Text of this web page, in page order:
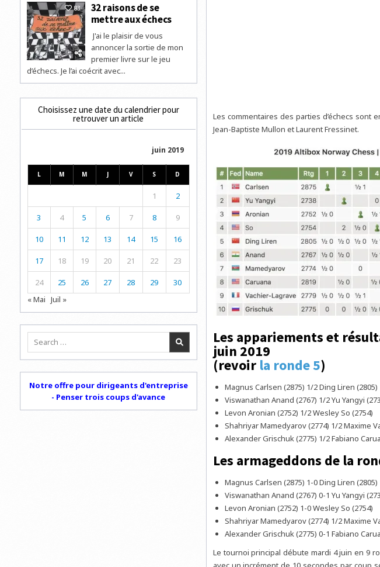
Les commentaires des parties d’échecs sont
Jean-Baptiste Mullon et Laurent Fressinet.
Les appariements et
juin 2019
(revoir la ronde 5)
Magnus Carlsen (2875) 1/2 Ding Liren (2805)
Viswanathan Anand (2767) 1/2 Yu Yangyi
Levon Aronian (2752) 1/2 Wesley So (2754)
Shahriyar Mamedyarov (2774) 1/2 Maxime
Alexander Grischuk (2775) 1/2 Fabiano
Les armageddons de la
Magnus Carlsen (2875) 1-0 Ding Liren (2805)
Viswanathan Anand (2767) 0-1 Yu Yangyi
Levon Aronian (2752) 1-0 Wesley So (2754)
Shahriyar Mamedyarov (2774) 1/2 Maxime
Alexander Grischuk (2775) 0-1 Fabiano
Le tournoi principal débute mardi 4 juin en 9
83
32 raisons de se
mettre aux échecs
J'ai le plaisir de vous
annoncer la sortie de mon
premier livre sur le jeu
d’échecs. Je l’ai coécrit avec...
Choisissez une date du calendrier pour
retrouver un article
juin 2019
L M M J V S D
1 2
3 4 5 6 7 8 9
10 11 12 13 14 15 16
17 18 19 20 21 22 23
24 25 26 27 28 29
30
« Mai Juil »
Search
Notre offre pour dirigeants d'entreprise
- Penser trois coups d'avance